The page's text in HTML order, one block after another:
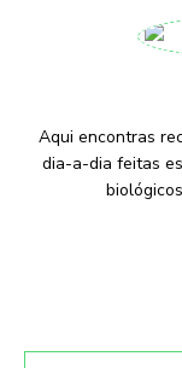
Aqui encontras
dia-a-dia feitas